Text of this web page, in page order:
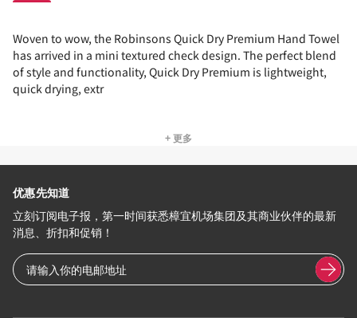
Woven to wow, the Robinsons Quick Dry Premium Hand Towel
has arrived in a mini textured check design. The perfect blend
of style and functionality, Quick Dry Premium is lightweight,
quick drying, extr
+ 更多
优惠先知道
立刻订阅电子报，第一时间获悉樟宜机场集团及其商业伙伴的最新
消息、折扣和促销！